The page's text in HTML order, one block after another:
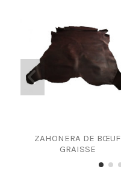
ZAHONERA DE BŒUF
GRAISSE